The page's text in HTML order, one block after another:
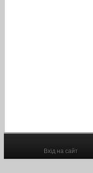
Вхід на сайт